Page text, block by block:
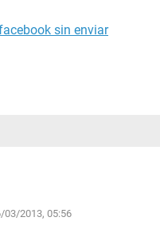
sin enviar
03/2013, 05:56